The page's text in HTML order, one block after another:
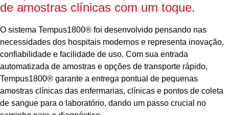
de amostras clínicas com um toque.
O sistema Tempus1800® foi desenvolvido pensando nas
necessidades dos hospitais modernos e representa inovação,
confiabilidade e facilidade de uso. Com sua entrada
automatizada de amostras e opções de transporte rápido,
Tempus1800® garante a entrega pontual de pequenas
amostras clínicas das enfermarias, clínicas e pontos de coleta
de sangue para o laboratório, dando um passo crucial no